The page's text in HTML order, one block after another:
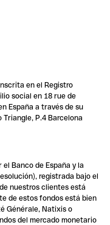
en el Registro
social en 18 rue de
España a través de su
P.4 Barcelona
Banco de España y la
registrada bajo el
nuestros clientes está
de estos fondos está bien
Générale, Natixis o
del mercado monetario